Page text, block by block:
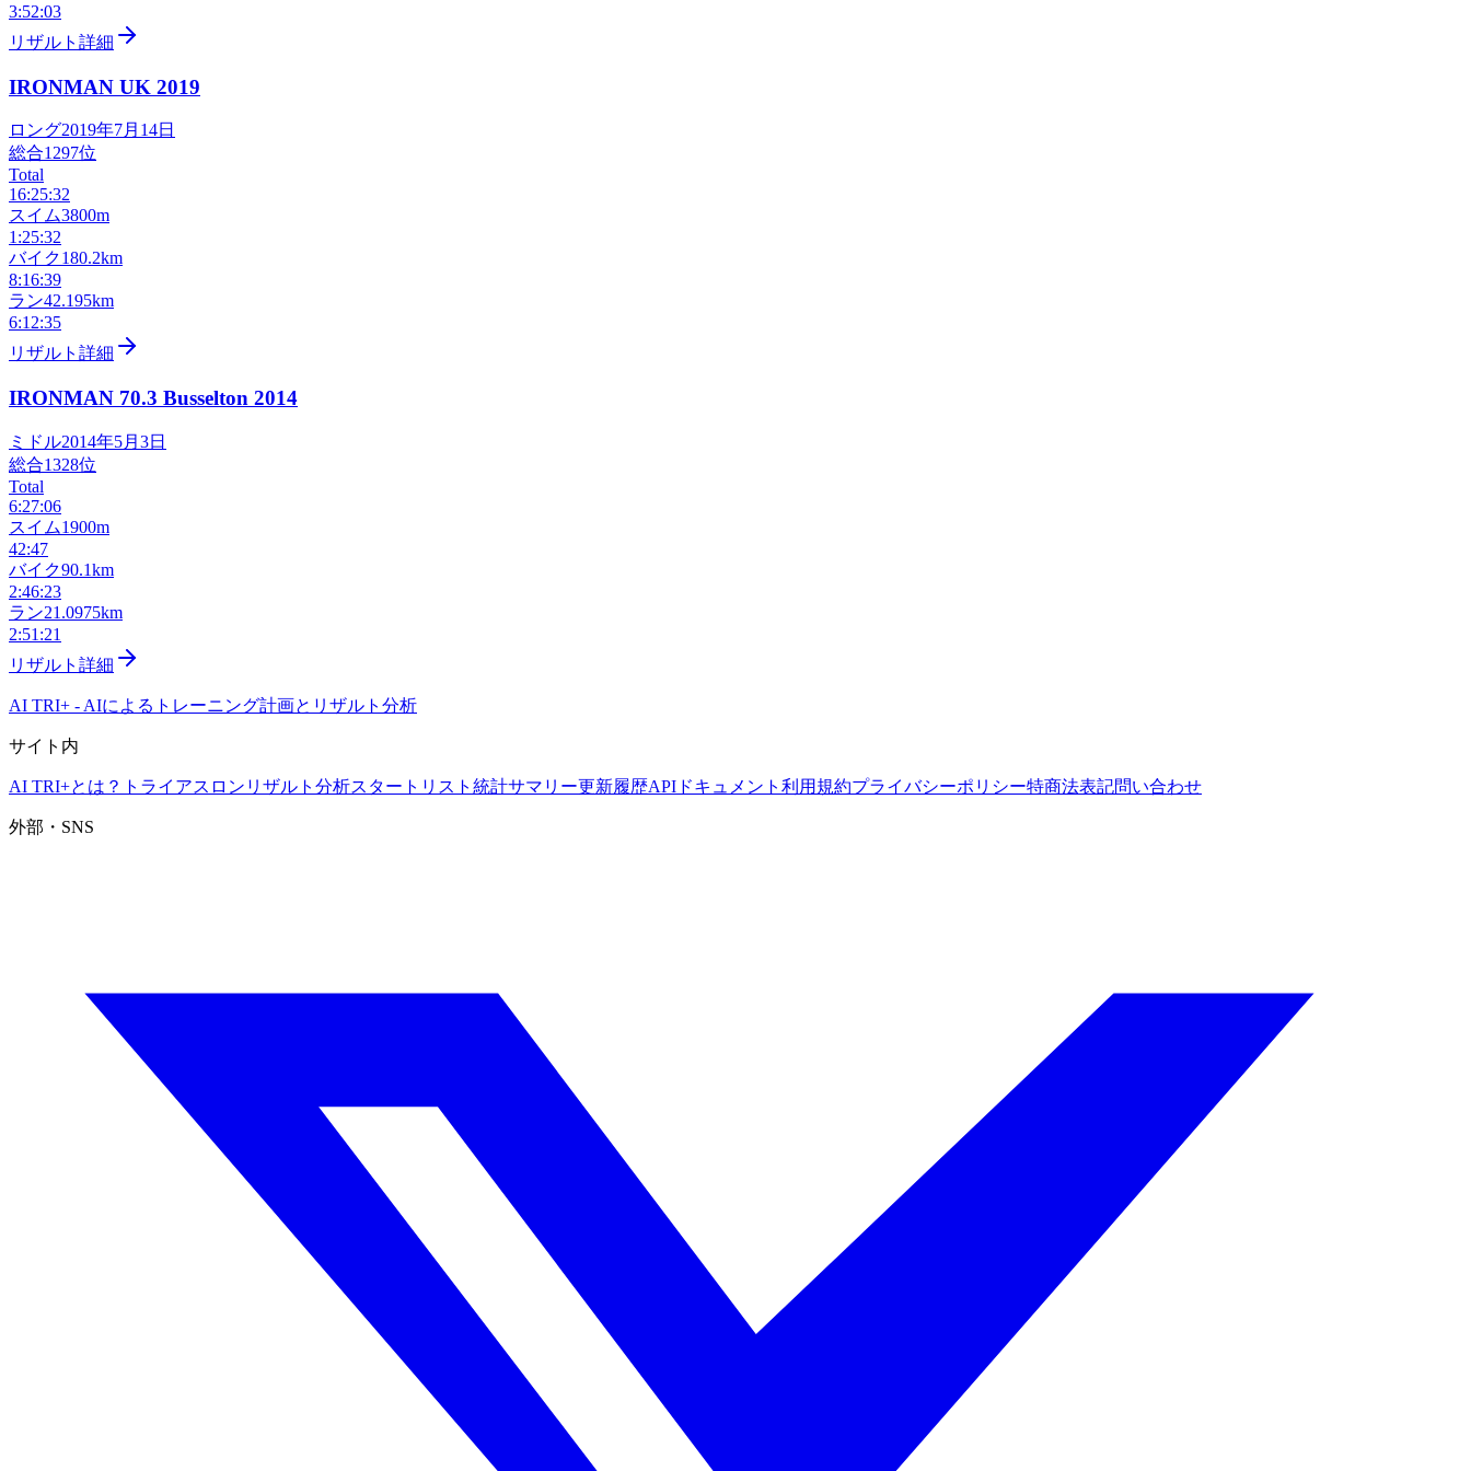
3:52:03
リザルト詳細
IRONMAN UK 2019
ロング2019年7月14日
総合1297位
Total
16:25:32
スイム3800m
1:25:32
バイク180.2km
8:16:39
ラン42.195km
6:12:35
リザルト詳細
IRONMAN 70.3 Busselton 2014
ミドル2014年5月3日
総合1328位
Total
6:27:06
スイム1900m
42:47
バイク90.1km
2:46:23
ラン21.0975km
2:51:21
リザルト詳細
AI TRI+ - AIによるトレーニング計画とリザルト分析
サイト内
AI TRI+とは？ トライアスロンリザルト分析スタートリスト 統計サマリー更新履歴APIドキュメント 利用規約プライバシーポリシー特商法表記問い合わせ
外部・SNS